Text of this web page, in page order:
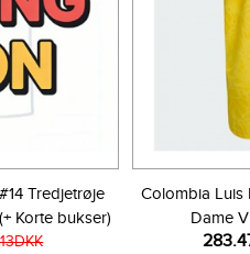
Tredjetrøje
Korte bukser)
Colombia Luis
Dame